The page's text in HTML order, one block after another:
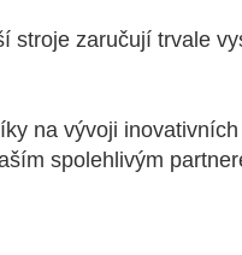
stroje zaručují trvale
na vývoji
spolehlivým